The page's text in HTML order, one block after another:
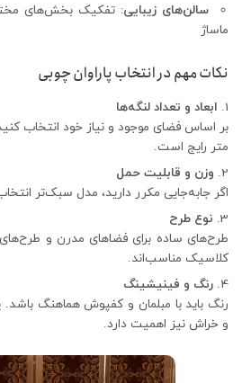
سالن‌های زیبایی: تفکیک بخش‌های
ماساژ
نکات مهم در انتخاب پاراوان چوبی
ابعاد و تعداد لنگه‌ها
متر رایج است.
وزن و قابلیت حمل
اگر جابه‌جایی مکرر دارید، مدل سبک‌تر
نوع طرح
طرح‌های ساده برای فضاهای مدرن و
کلاسیک مناسب‌اند.
رنگ و فینیشینگ
رنگ باید با مبلمان و کفپوش هماهنگ
و خراش نیز اهمیت دارد.